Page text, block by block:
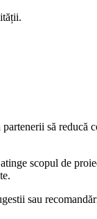
să
scopul de
sau